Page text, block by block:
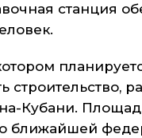
станция
строительство,
Кубани.
ближайшей